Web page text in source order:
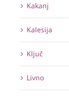
Kakanj
Kalesija
Ključ
Livno